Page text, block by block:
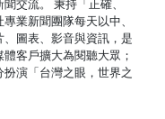
交流。 秉持「正確、
業新聞團隊每天以中、
圖表、影音與資訊，是
客戶擴大為閱聽大眾；
演「台灣之眼，世界之